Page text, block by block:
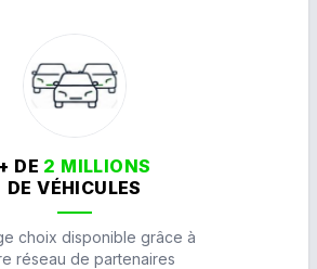
+ DE 2 MILLIONS
DE VÉHICULES
choix disponible grâce à
réseau de partenaires